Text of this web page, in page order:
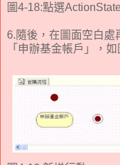
圖4-18:點選
6.隨後，在圖面空白處
「申辦基金帳戶」，